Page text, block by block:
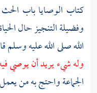
كتاب الوصايا باب
وفضيلة التنجيز حال الحياة
الله صلى الله عليه
وله شيء يريد أن يوصي
الجماعة واحتج به من